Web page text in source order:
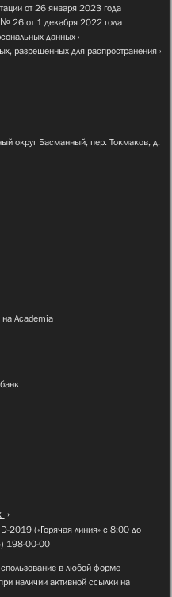
от 26 января 2023 года
№ 26 от 1 декабря 2022 года
данных
разрешенных для распространения
округ Басманный, пер. Токмаков, д.
на Academia
2019 («Горячая линия» с 8:00 до
198-00-00
в любой форме
наличии активной ссылки на